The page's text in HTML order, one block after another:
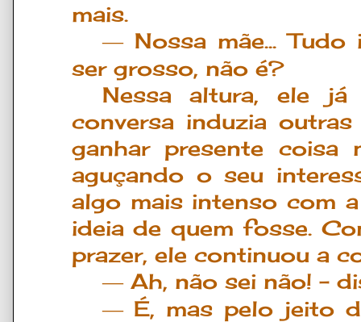
mais.
―Nossa mãe...
ser grosso, não é?
Nessa altura, ele
conversa induzia
ganhar presente coisa
aguçando o seu
algo mais intenso com
ideia de quem fosse.
prazer, ele continuou a
―Ah, não sei não! –
― É, mas pelo jeito